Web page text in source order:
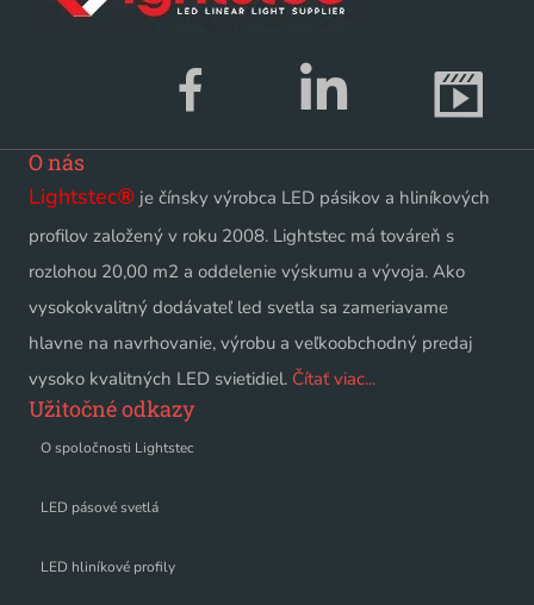
O nás
Lightstec® je čínsky výrobca LED pásikov a hliníkových
profilov založený v roku 2008. Lightstec má továreň s
rozlohou 20,00 m2 a oddelenie výskumu a vývoja. Ako
vysokokvalitný dodávateľ led svetla sa zameriavame
hlavne na navrhovanie, výrobu a veľkoobchodný predaj
vysoko kvalitných LED svietidiel. Čítať viac...
Užitočné odkazy
O spoločnosti Lightstec
LED pásové svetlá
LED hliníkové profily